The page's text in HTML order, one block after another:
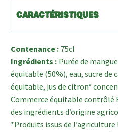
CARACTÉRISTIQUES
Contenance : 75cl
Ingrédients : Purée de
équitable (50%), eau, sucre de
équitable, jus de citron*
Commerce équitable contrôlé
des ingrédients d’origine
*Produits issus de